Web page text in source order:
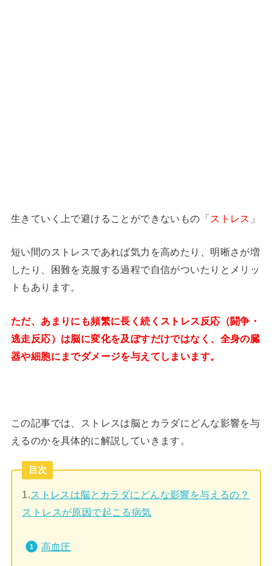
生きていく上で避けることができないもの「ストレス 」
短い間のストレスであれば気力を高めたり、明晰さが増
したり、困難を克服する過程で自信がついたりとメリッ
トもあります。
ただ、あまりにも頻繁に長く続くストレス反応（闘争・
逃走反応）は脳に変化を及ぼすだけではなく、全身の臓
器や細胞にまでダメージを与えてしまいます。
この記事では、ストレスは脳とカラダにどんな影響を与
えるのかを具体的に解説していきます。
目次
1.ストレスは脳とカラダにどんな影響を与えるの？
ストレスが原因で起こる病気
高血圧